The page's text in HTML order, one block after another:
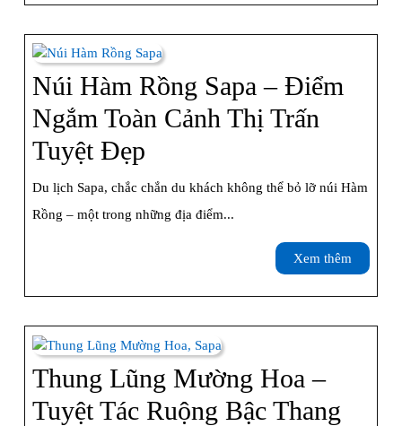
Giữa
Lòng
Sản
Núi Hàm Rồng Sapa – Điểm
Ngắm Toàn Cảnh Thị Trấn
Tuyệt Đẹp
Hàm
Rồng
Ngắm
Toàn
Cảnh
Du lịch Sapa, chắc chắn du khách không thể bỏ lỡ núi Hàm
Rồng – một trong những địa điểm...
Xem thêm
thêm
Thung Lũng Mường Hoa –
Tuyệt Tác Ruộng Bậc Thang